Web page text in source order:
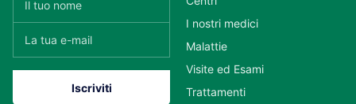
I nostri medici
Malattie
Visite ed Esami
Trattamenti